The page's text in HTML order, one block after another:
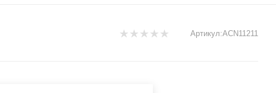
Артикул:ACN11211